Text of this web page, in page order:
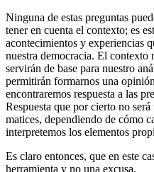
Ninguna de estas preguntas
tener en cuenta el contexto; es
acontecimientos y experiencias
nuestra democracia. El contexto
servirán de base para nuestro
permitirán formarnos una
encontraremos respuesta a las
Respuesta que por cierto no
matices, dependiendo de cómo
interpretemos los elementos
Es claro entonces, que en este
herramienta y no una excusa.